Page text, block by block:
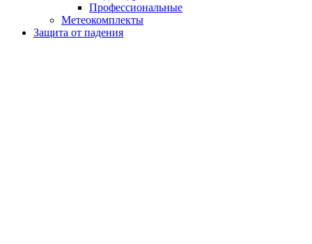
Профессиональные
Метеокомплекты
Защита от падения